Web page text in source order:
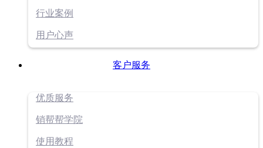
行业案例
用户心声
客户服务
优质服务
销帮帮学院
使用教程